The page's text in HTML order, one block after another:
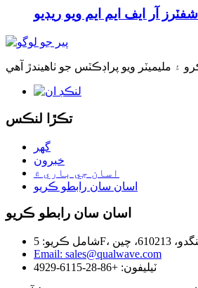
آر ايف ايم ايم ويو ريڊيو
تڪڙا لنڪس
گھر
خبرون
اسان جي باري ۾
اسان سان رابطو ڪريو
اسان سان رابطو ڪريو
Email: sales@qualwave.com
ٽيليفون: +86-28-6115-4929